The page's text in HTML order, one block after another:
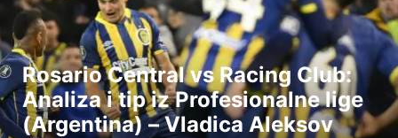
Rosario Central vs Racing Club:
Analiza i tip iz Profesionalne lige
(Argentina) – Vladica Aleksov